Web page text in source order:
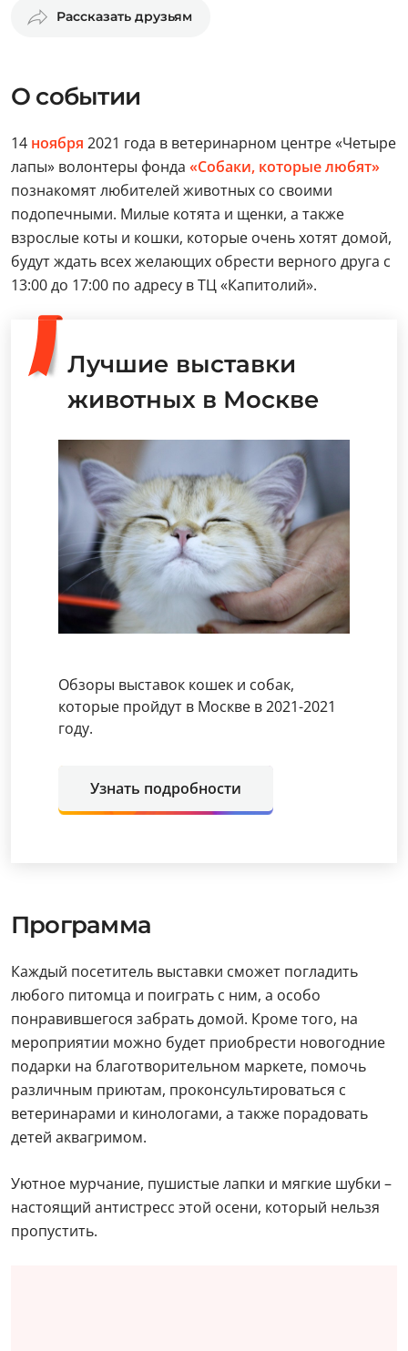
Рассказать друзьям
О событии
14 ноября 2021 года в ветеринарном центре «Четыре
лапы» волонтеры фонда «Собаки, которые любят»
познакомят любителей животных со своими
подопечными. Милые котята и щенки, а также
взрослые коты и кошки, которые очень хотят домой,
будут ждать всех желающих обрести верного друга с
13:00 до 17:00 по адресу в ТЦ «Капитолий».
Лучшие выставки
животных в Москве
Обзоры выставок кошек и собак,
которые пройдут в Москве в 2021-2021
году.
Узнать подробности
Программа
Каждый посетитель выставки сможет погладить
любого питомца и поиграть с ним, а особо
понравившегося забрать домой. Кроме того, на
мероприятии можно будет приобрести новогодние
подарки на благотворительном маркете, помочь
различным приютам, проконсультироваться с
ветеринарами и кинологами, а также порадовать
детей аквагримом.
Уютное мурчание, пушистые лапки и мягкие шубки –
настоящий антистресс этой осени, который нельзя
пропустить.